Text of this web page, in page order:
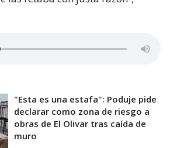
“, aseguró.
dejaron varias embarradas, ¡se
las retaba con justa razón”,